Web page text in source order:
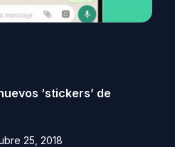
‘stickers’ de
25, 2018